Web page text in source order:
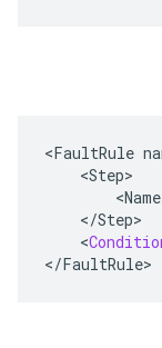
<FaultRule
<Step
<
</Step
<
</FaultRule>